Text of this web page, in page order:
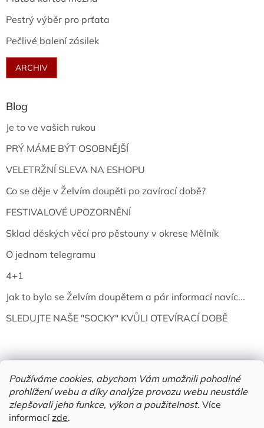
Používáme cookies, abychom Vám umožnili pohodlné
prohlížení webu a díky analýze provozu webu neustále
zlepšovali jeho funkce, výkon a použitelnost. Více
informacízde.
Pestrý výběr pro prťata
Pečlivé balení zásilek
ARCHIV
Blog
Je to ve vašich rukou
PRÝ MÁME BÝT OSOBNĚJŠÍ
VELETRŽNÍ SLEVA NA ESHOPU
Co se děje v Želvím doupěti po zavírací době?
FESTIVALOVÉ UPOZORNĚNÍ
Sklad děských věcí pro pěstouny v okrese Mělník
O jednom telegramu
4+1
Jak to bylo se Želvím doupětem a pár informací navíc...
SLEDUJTE NAŠE "SOCKY" KVŮLI OTEVÍRACÍ DOBĚ